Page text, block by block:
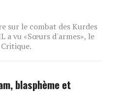
sur le combat des Kurdes
a vu «Sœurs d'armes», le
blasphème et